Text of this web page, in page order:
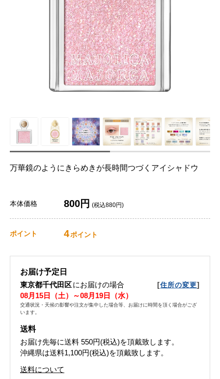
万華鏡のようにきらめきが長時間つづくアイシャドウ
本体価格 800円 (税込880円)
ポイント 4ポイント
お届け予定日
東京都千代田区にお届けの場合 [住所の変更]
08月15日（土）～08月19日（水）
交通状況・天候の影響や注文が集中した場合等、お届けに時間を頂く場合がござ
います。
送料
お届け先毎に送料 550円(税込)を頂戴致します。
沖縄県は送料1,100円(税込)を頂戴致します。
送料について